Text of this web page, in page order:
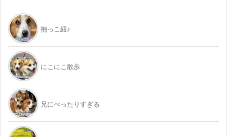
抱っこ紐♪
にこにこ散歩
兄にべったりすぎる